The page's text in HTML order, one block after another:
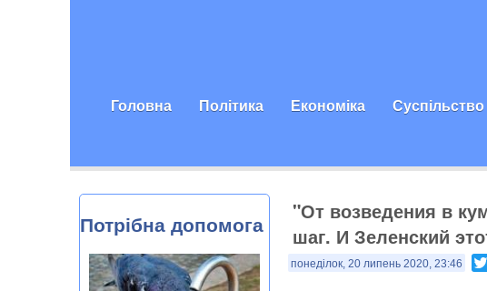
Головна Політика Економіка Суспільство
Потрібна допомога
"От возведения в
шаг. И Зеленский
понеділок, 20 липень 2020, 23:46